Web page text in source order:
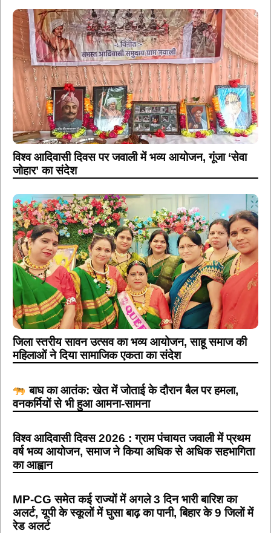
विश्व आदिवासी दिवस पर जवाली में भव्य आयोजन, गूंजा ‘सेवा
जोहार’ का संदेश
जिला स्तरीय सावन उत्सव का भव्य आयोजन, साहू समाज की
महिलाओं ने दिया सामाजिक एकता का संदेश
बाघ का आतंक: खेत में जोताई के दौरान बैल पर हमला,
वनकर्मियों से भी हुआ आमना-सामना
विश्व आदिवासी दिवस 2026 : ग्राम पंचायत जवाली में प्रथम
वर्ष भव्य आयोजन, समाज ने किया अधिक से अधिक सहभागिता
का आह्वान
MP-CG समेत कई राज्यों में अगले 3 दिन भारी बारिश का
अलर्ट, यूपी के स्कूलों में घुसा बाढ़ का पानी, बिहार के 9 जिलों में
रेड अलर्ट